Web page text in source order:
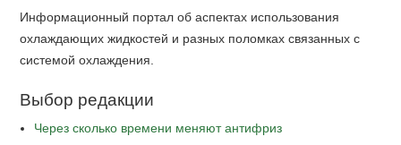
Информационный портал об аспектах использования
охлаждающих жидкостей и разных поломках связанных с
системой охлаждения.
Выбор редакции
Через сколько времени меняют антифриз